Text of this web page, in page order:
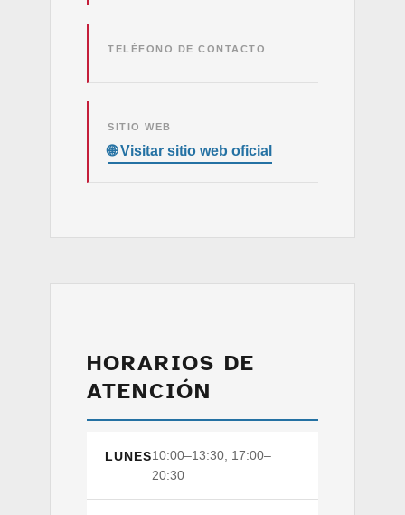
TELÉFONO DE CONTACTO
SITIO WEB
HORARIOS DE
ATENCIÓN
LUNES10:00–13:30, 17:00–
20:30